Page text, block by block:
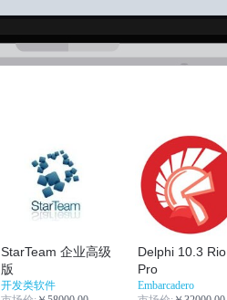
StarTeam 企业高级
版
开发类软件
Delphi 10.3 Rio
Pro
Embarcadero